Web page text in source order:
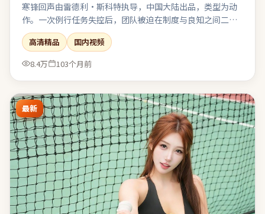
寒锋回声由雷德利·斯科特执导，中国大陆出品，类型为动
作。一次例行任务失控后，团队被迫在制度与良知之间二选
一。科幻设定严谨自洽，伦理讨论紧跟其后而不流于说教。
结尾收束有力，余味可在离场后继续发酵一段时间。
高清精品
国内视频
8.4万
103个月前
最新